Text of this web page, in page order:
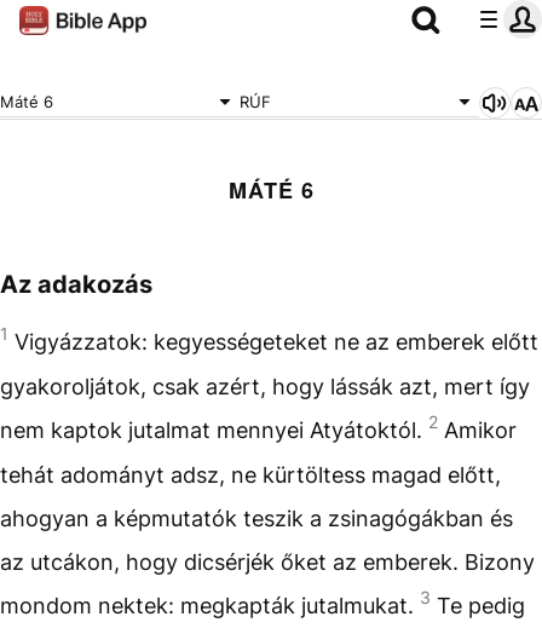
Máté 6 RÚF
MÁTÉ 6
Az adakozás
1 Vigyázzatok: kegyességeteket ne az emberek előtt
gyakoroljátok, csak azért, hogy lássák azt, mert így
nem kaptok jutalmat mennyei Atyátoktól. 2 Amikor
tehát adományt adsz, ne kürtöltess magad előtt,
ahogyan a képmutatók teszik a zsinagógákban és
az utcákon, hogy dicsérjék őket az emberek. Bizony
mondom nektek: megkapták jutalmukat. 3 Te pedig